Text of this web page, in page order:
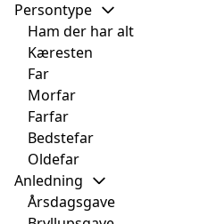
Persontype
Ham der har alt
Kæresten
Far
Morfar
Farfar
Bedstefar
Oldefar
Anledning
Årsdagsgave